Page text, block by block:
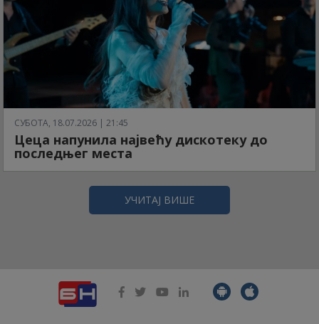
СУБОТА, 18.07.2026 | 21:45
Цеца напунила највећу дискотеку до
последњег места
УЧИТАЈ ВИШЕ